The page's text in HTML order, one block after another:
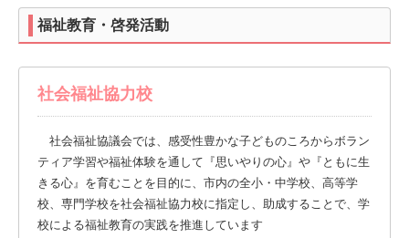
福祉教育・啓発活動
社会福祉協力校
社会福祉協議会では、感受性豊かな子どものころからボラン
ティア学習や福祉体験を通して『思いやりの心』や『ともに生
きる心』を育むことを目的に、市内の全小・中学校、高等学
校、専門学校を社会福祉協力校に指定し、助成することで、学
校による福祉教育の実践を推進しています